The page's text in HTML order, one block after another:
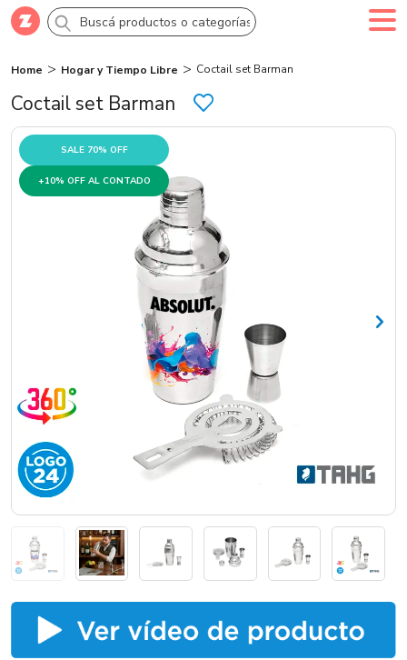
Comprar Creá tu cuenta Ingresá
Categorías
SALE 70% OFF
Marcas
Catálogos
Sé partner
Coctail set Barman
Home Hogar y Tiempo Libre Coctail set Barman
SALE 70% OFF
+10% OFF AL CONTADO